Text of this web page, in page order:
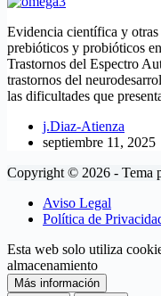
Evidencia científica y
prebióticos y probióticos
Trastornos del Espectro
trastornos del
las dificultades que
j.Diaz-Atienza
septiembre 11, 2025
Copyright © 2026 - Tema
Aviso Legal
Política de
Esta web solo utiliza
almacenamiento
Más información